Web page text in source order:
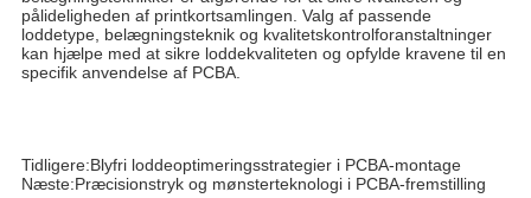
pålideligheden af ​​printkortsamlingen. Valg af passende
loddetype, belægningsteknik og kvalitetskontrolforanstaltninger
kan hjælpe med at sikre loddekvaliteten og opfylde kravene til en
specifik anvendelse af PCBA.
Tidligere:Blyfri loddeoptimeringsstrategier i PCBA-montage
Næste:Præcisionstryk og mønsterteknologi i PCBA-fremstilling